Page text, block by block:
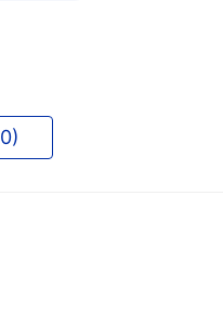
技术出身的木木决定用自
中，已有比特币中国等以
想要突围，就不得不
差异？
他试图将自己带入用户的
0)